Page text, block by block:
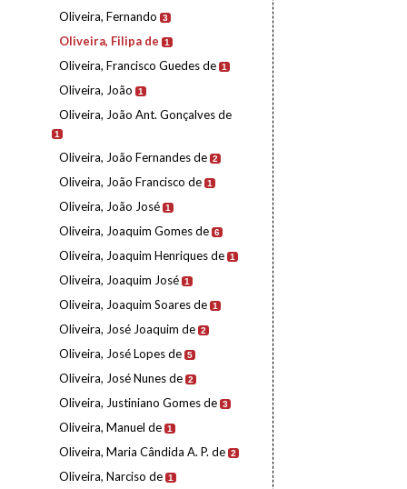
Oliveira, Fernando 3
Oliveira, Filipa de 1
Oliveira, Francisco Guedes de 1
Oliveira, João 1
Oliveira, João Ant. Gonçalves de
1
Oliveira, João Fernandes de 2
Oliveira, João Francisco de 1
Oliveira, João José 1
Oliveira, Joaquim Gomes de 6
Oliveira, Joaquim Henriques de 1
Oliveira, Joaquim José 1
Oliveira, Joaquim Soares de 1
Oliveira, José Joaquim de 2
Oliveira, José Lopes de 5
Oliveira, José Nunes de 2
Oliveira, Justiniano Gomes de 3
Oliveira, Manuel de 1
Oliveira, Maria Cândida A. P. de 2
Oliveira, Narciso de 1